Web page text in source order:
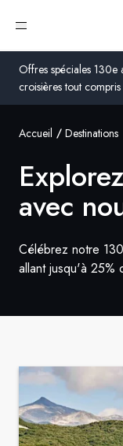
Offres spéciales 130e
croisières tout
Ouvrir le menu
Australie
Royaume-
États-Unis
Allemagne
Suisse
Suède
Danemark
Global
Accueil Destinations
avec
Célébrez notre
allant jusqu'à 25%